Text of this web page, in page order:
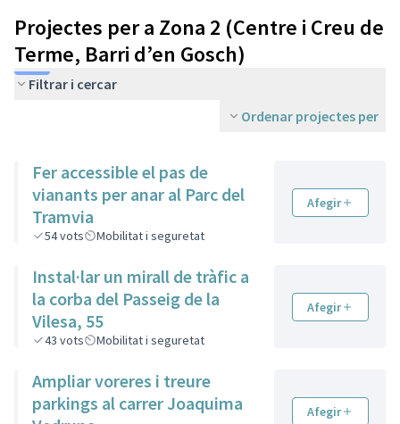
Projectes per a Zona 2 (Centre i Creu de
Terme, Barri d’en Gosch)
Filtrar i cercar
Ordenar projectes per
Fer accessible el pas de
vianants per anar al Parc del
Tramvia
54vots Mobilitat i seguretat
Afegir
Instal·lar un mirall de tràfic a
la corba del Passeig de la
Vilesa, 55
43 vots Mobilitat i seguretat
Afegir
Ampliar voreres i treure
parkings al carrer Joaquima
Afegir